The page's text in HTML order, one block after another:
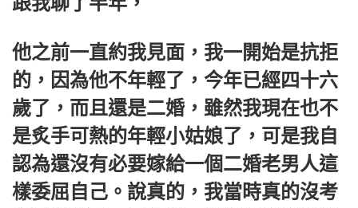
他之前一直約我見面，我一開始是抗拒
的，因為他不年輕了，今年已經四十六
歲了，而且還是二婚，雖然我現在也不
是炙手可熱的年輕小姑娘了，可是我自
認為還沒有必要嫁給一個二婚老男人這
樣委屈自己。說真的，我當時真的沒考